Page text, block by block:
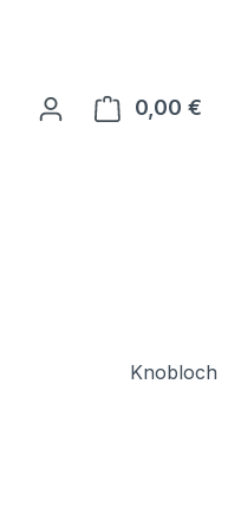
0,00 €
Knobloch